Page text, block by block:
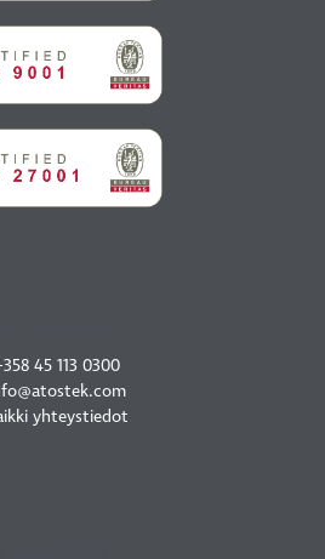
45 113 0300
yhteystiedot